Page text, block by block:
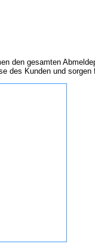
den gesamten
des Kunden und sorgen